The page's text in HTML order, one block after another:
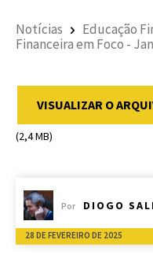
Notícias Educação
Financeira em Foco -
VISUALIZAR O
(2,4 MB)
Por DIOGO
28 DE FEVEREIRO DE 2025